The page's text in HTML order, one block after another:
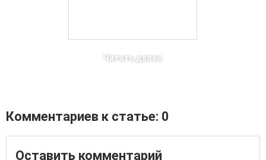
Читать далее
Комментариев к статье: 0
Оставить комментарий